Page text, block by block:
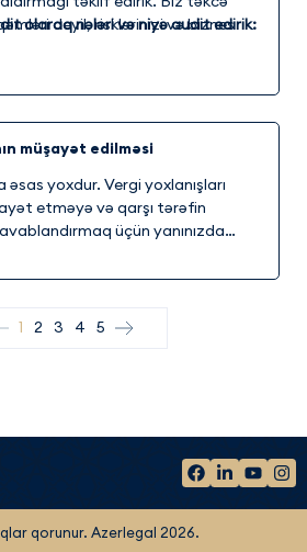
deyil, risklərinizi və biznes
daha üstün tuturuq.
olaraq nələri və niyə audit edirik:
müşayət edilməsi
əsas yoxdur. Vergi yoxlanışları
etməyə və qarşı tərəfin
üçün yanınızda
1 2 3 4 5
qorunur. Azerlegal 2026.